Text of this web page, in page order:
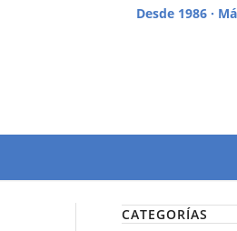
Desde 1986 ·
CATEGORÍAS